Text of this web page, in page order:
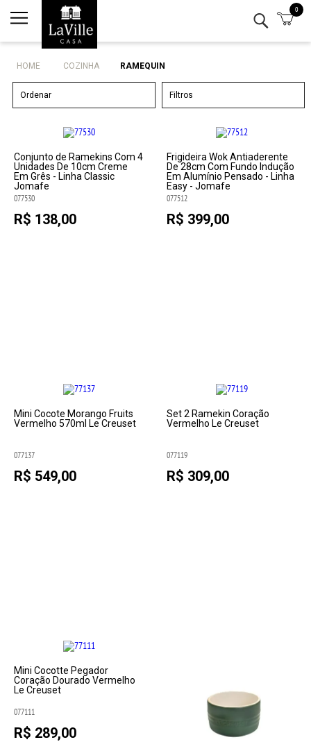
0
Minha conta
Lista de Presentes
Mesa
Eletro
Bar
Decor
HOME COZINHA RAMEQUIN
Filtros
Ordenar
Conjunto de Ramekins Com 4
Unidades De 10cm Creme
Em Grês - Linha Classic
Jomafe
077530
R$ 138,00
Frigideira Wok Antiaderente
De 28cm Com Fundo Indução
Em Alumínio Pensado - Linha
Easy - Jomafe
077512
R$ 399,00
Mini Cocote Morango Fruits
Vermelho 570ml Le Creuset
077137
R$ 549,00
Set 2 Ramekin Coração
Vermelho Le Creuset
077119
R$ 309,00
Mini Cocotte Pegador
Coração Dourado Vermelho
Le Creuset
077111
R$ 289,00